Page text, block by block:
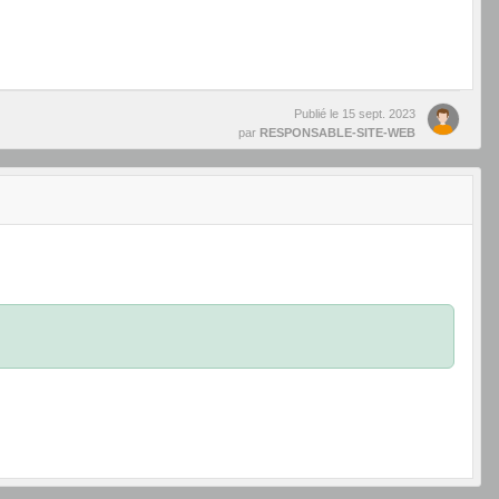
Publié le 15 sept. 2023
par RESPONSABLE-SITE-WEB